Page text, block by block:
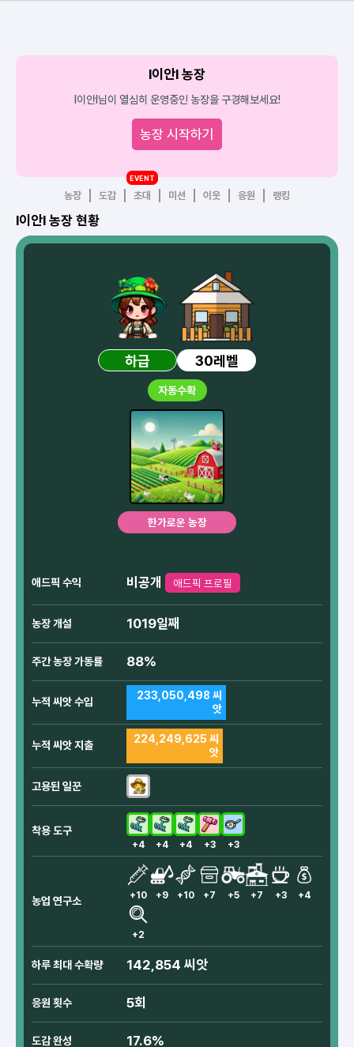
l이안l 농장
l이안l님이 열심히 운영중인 농장을 구경해보세요!
농장 시작하기
농장 도감 초대
EVENT
미션 이웃 응원 랭킹
l이안l 농장 현황
하급 30레벨
자동수확
한가로운 농장
애드픽 수익 비공개 애드픽 프로필
농장 개설 1019일째
주간 농장 가동률 88%
누적 씨앗 수입
233,050,498 씨
앗
누적 씨앗 지출
224,249,625 씨
앗
고용된 일꾼
착용 도구
+4 +4 +4 +3 +3
농업 연구소 +10 +9 +10 +7 +5 +7 +3 +4
+2
하루 최대 수확량 142,854 씨앗
응원 횟수 5회
도감 완성 17.6%